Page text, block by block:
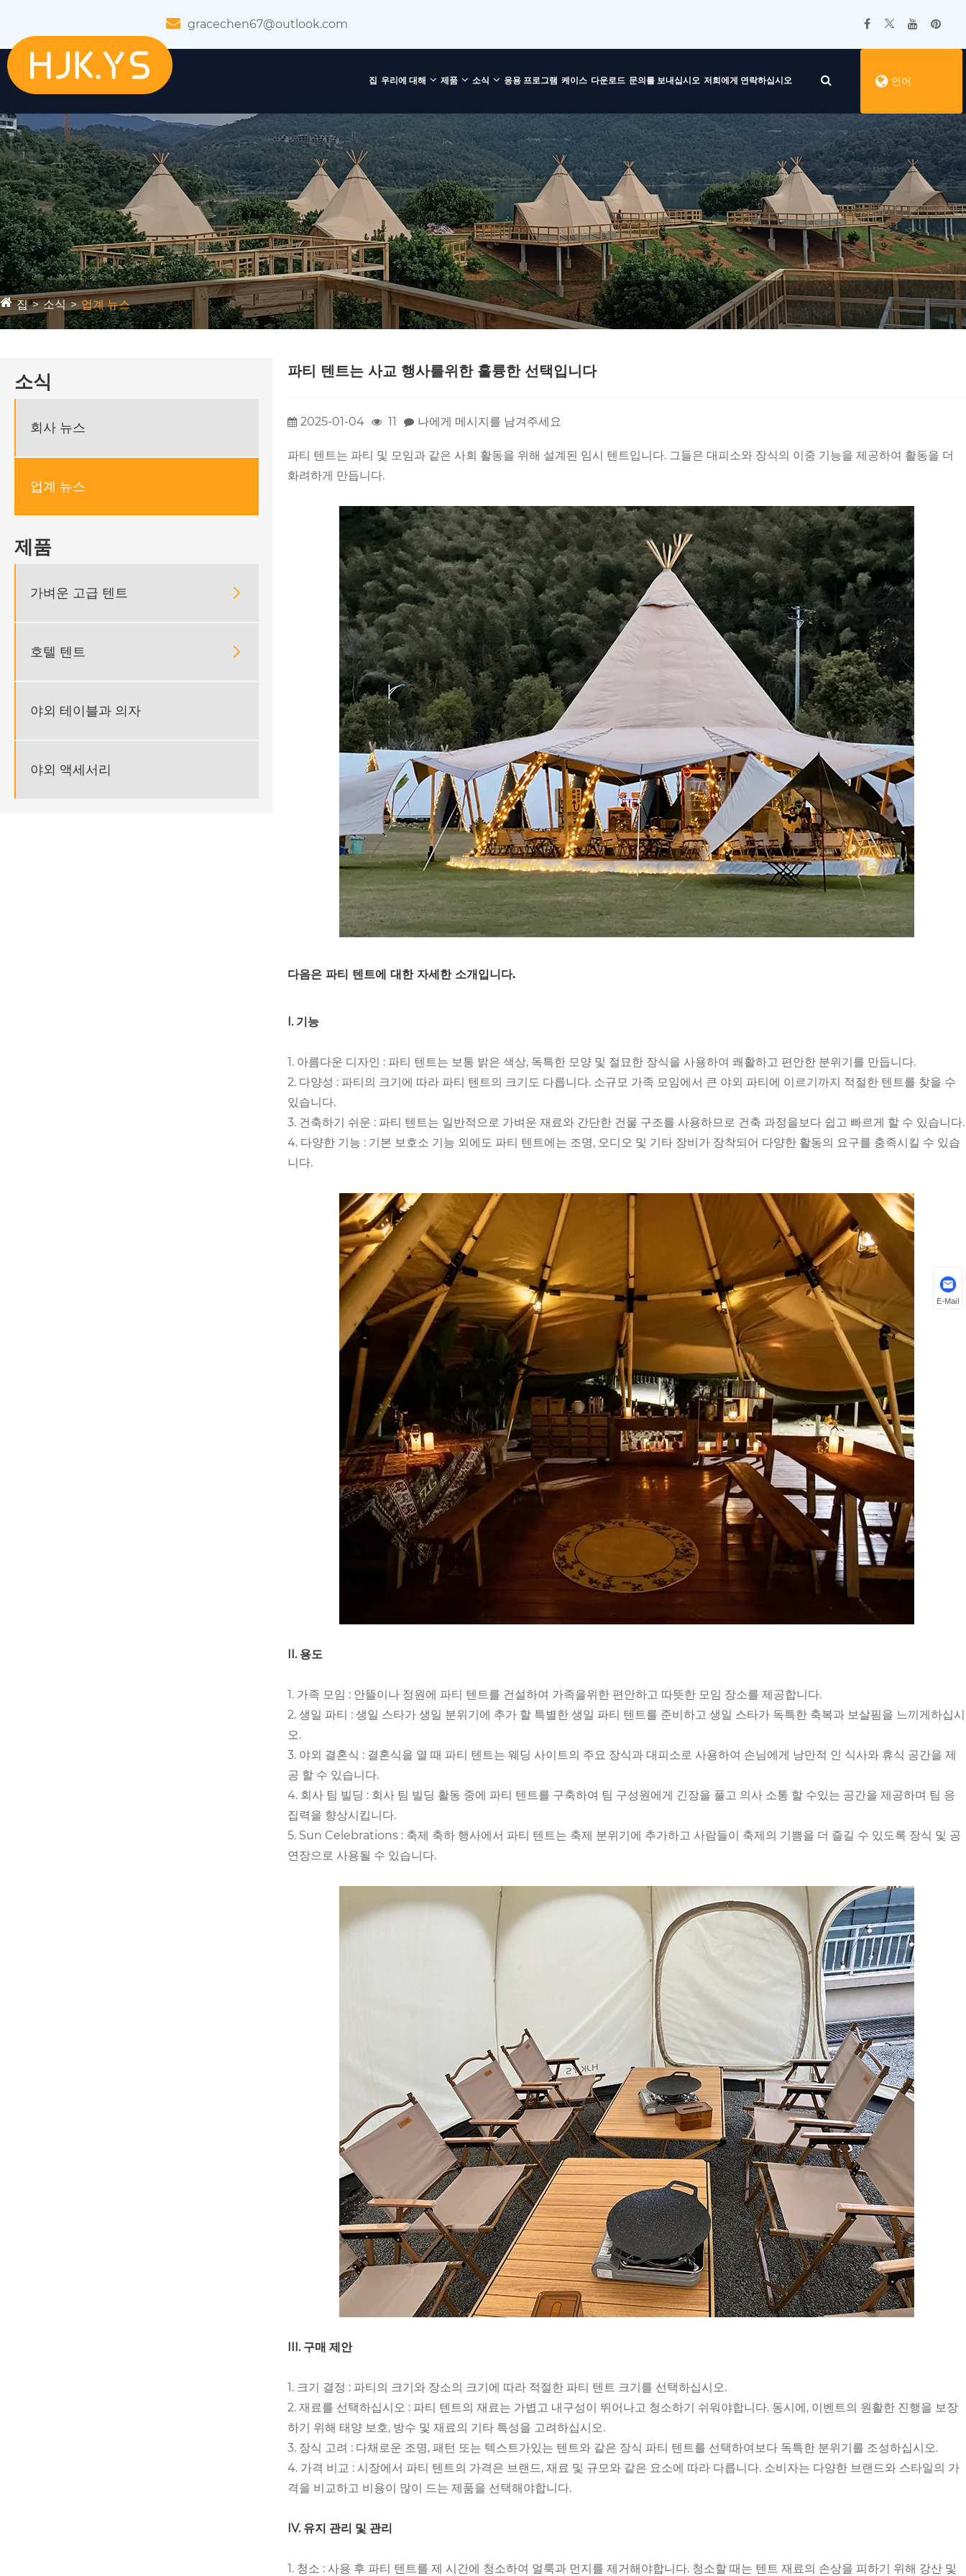
gracechen67@outlook.com
집 우리에 대해 제품 소식 응용 프로그램 케이스 다운로드 문의를 보내십시오 저희에게 연락하십시오 언어
집 소식 업계 뉴스
소식
회사 뉴스
업계 뉴스
제품
가벼운 고급 텐트 
호텔 텐트 
야외 테이블과 의자
야외 액세서리
파티 텐트는 사교 행사를위한 훌륭한 선택입니다
2025-01-04 11 나에게 메시지를 남겨주세요
파티 텐트는 파티 및 모임과 같은 사회 활동을 위해 설계된 임시 텐트입니다. 그들은 대피소와 장식의 이중 기능을 제공하여 활동을 더
화려하게 만듭니다.
다음은 파티 텐트에 대한 자세한 소개입니다.
I. 기능
1. 아름다운 디자인 : 파티 텐트는 보통 밝은 색상, 독특한 모양 및 절묘한 장식을 사용하여 쾌활하고 편안한 분위기를 만듭니다.
2. 다양성 : 파티의 크기에 따라 파티 텐트의 크기도 다릅니다. 소규모 가족 모임에서 큰 야외 파티에 이르기까지 적절한 텐트를 찾을 수
있습니다.
3. 건축하기 쉬운 : 파티 텐트는 일반적으로 가벼운 재료와 간단한 건물 구조를 사용하므로 건축 과정을보다 쉽고 빠르게 할 수 있습니다.
4. 다양한 기능 : 기본 보호소 기능 외에도 파티 텐트에는 조명, 오디오 및 기타 장비가 장착되어 다양한 활동의 ​​요구를 충족시킬 수 있습
니다.
II. 용도
1. 가족 모임 : 안뜰이나 정원에 파티 텐트를 건설하여 가족을위한 편안하고 따뜻한 모임 장소를 제공합니다.
2. 생일 파티 : 생일 스타가 생일 분위기에 추가 할 특별한 생일 파티 텐트를 준비하고 생일 스타가 독특한 축복과 보살핌을 느끼게하십시
오.
3. 야외 결혼식 : 결혼식을 열 때 파티 텐트는 웨딩 사이트의 주요 장식과 대피소로 사용하여 손님에게 낭만적 인 식사와 휴식 공간을 제
공 할 수 있습니다.
4. 회사 팀 빌딩 : 회사 팀 빌딩 활동 중에 파티 텐트를 구축하여 팀 구성원에게 긴장을 풀고 의사 소통 할 수있는 공간을 제공하며 팀 응
집력을 향상시킵니다.
5. Sun Celebrations : 축제 축하 행사에서 파티 텐트는 축제 분위기에 추가하고 사람들이 축제의 기쁨을 더 즐길 수 있도록 장식 및 공
연장으로 사용될 수 있습니다.
III. 구매 제안
1. 크기 결정 : 파티의 크기와 장소의 크기에 따라 적절한 파티 텐트 크기를 선택하십시오.
2. 재료를 선택하십시오 : 파티 텐트의 재료는 가볍고 내구성이 뛰어나고 청소하기 쉬워야합니다. 동시에, 이벤트의 원활한 진행을 보장
하기 위해 태양 보호, 방수 및 재료의 기타 특성을 고려하십시오.
3. 장식 고려 : 다채로운 조명, 패턴 또는 텍스트가있는 텐트와 같은 장식 파티 텐트를 선택하여보다 독특한 분위기를 조성하십시오.
4. 가격 비교 : 시장에서 파티 텐트의 가격은 브랜드, 재료 및 규모와 같은 요소에 따라 다릅니다. 소비자는 다양한 브랜드와 스타일의 가
격을 비교하고 비용이 많이 드는 제품을 선택해야합니다.
IV. 유지 관리 및 관리
1. 청소 : 사용 후 파티 텐트를 제 시간에 청소하여 얼룩과 먼지를 제거해야합니다. 청소할 때는 텐트 재료의 손상을 피하기 위해 강산 및
E-Mail